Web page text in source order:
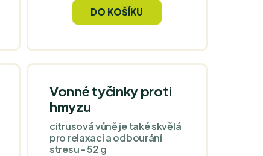
DO KOŠÍKU
Vonné tyčinky proti
hmyzu
citrusová vůně je také skvělá
pro relaxaci a odbourání
stresu - 52 g